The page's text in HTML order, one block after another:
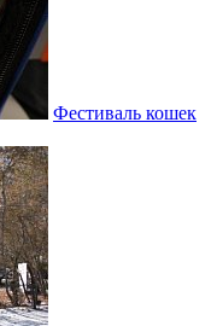
Фестиваль кошек